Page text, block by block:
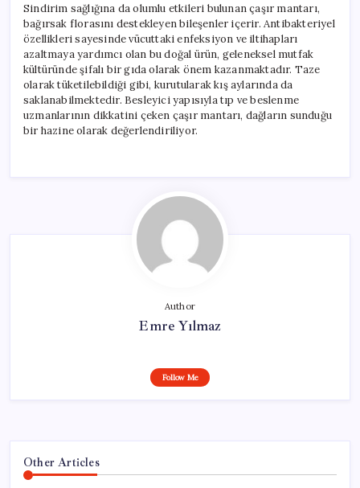
Sindirim sağlığına da olumlu etkileri bulunan çaşır mantarı,
bağırsak florasını destekleyen bileşenler içerir. Antibakteriyel
özellikleri sayesinde vücuttaki enfeksiyon ve iltihapları
azaltmaya yardımcı olan bu doğal ürün, geleneksel mutfak
kültüründe şifalı bir gıda olarak önem kazanmaktadır. Taze
olarak tüketilebildiği gibi, kurutularak kış aylarında da
saklanabilmektedir. Besleyici yapısıyla tıp ve beslenme
uzmanlarının dikkatini çeken çaşır mantarı, dağların sunduğu
bir hazine olarak değerlendiriliyor.
Author
Emre Yılmaz
Follow Me
Other Articles